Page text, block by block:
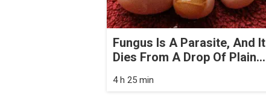
Fungus Is A Parasite, And It
Dies From A Drop Of Plain...
4 h 25 min